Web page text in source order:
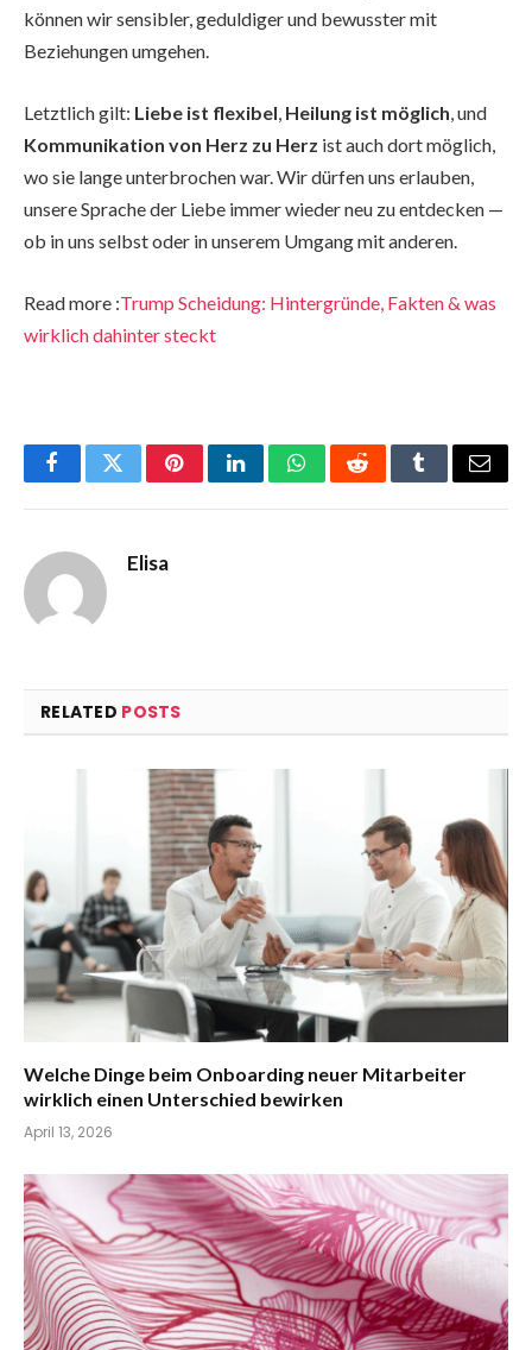
können wir sensibler, geduldiger und bewusster mit
Beziehungen umgehen.
Letztlich gilt: Liebe ist flexibel, Heilung ist möglich, und
Kommunikation von Herz zu Herz ist auch dort möglich,
wo sie lange unterbrochen war. Wir dürfen uns erlauben,
unsere Sprache der Liebe immer wieder neu zu entdecken —
ob in uns selbst oder in unserem Umgang mit anderen.
Read more :Trump Scheidung: Hintergründe, Fakten & was
wirklich dahinter steckt
FacebookTwitterPinterestLinkedInWhatsAppRedditTumblrEmail
Elisa
RELATED POSTS
Welche Dinge beim Onboarding neuer Mitarbeiter
wirklich einen Unterschied bewirken
April 13, 2026